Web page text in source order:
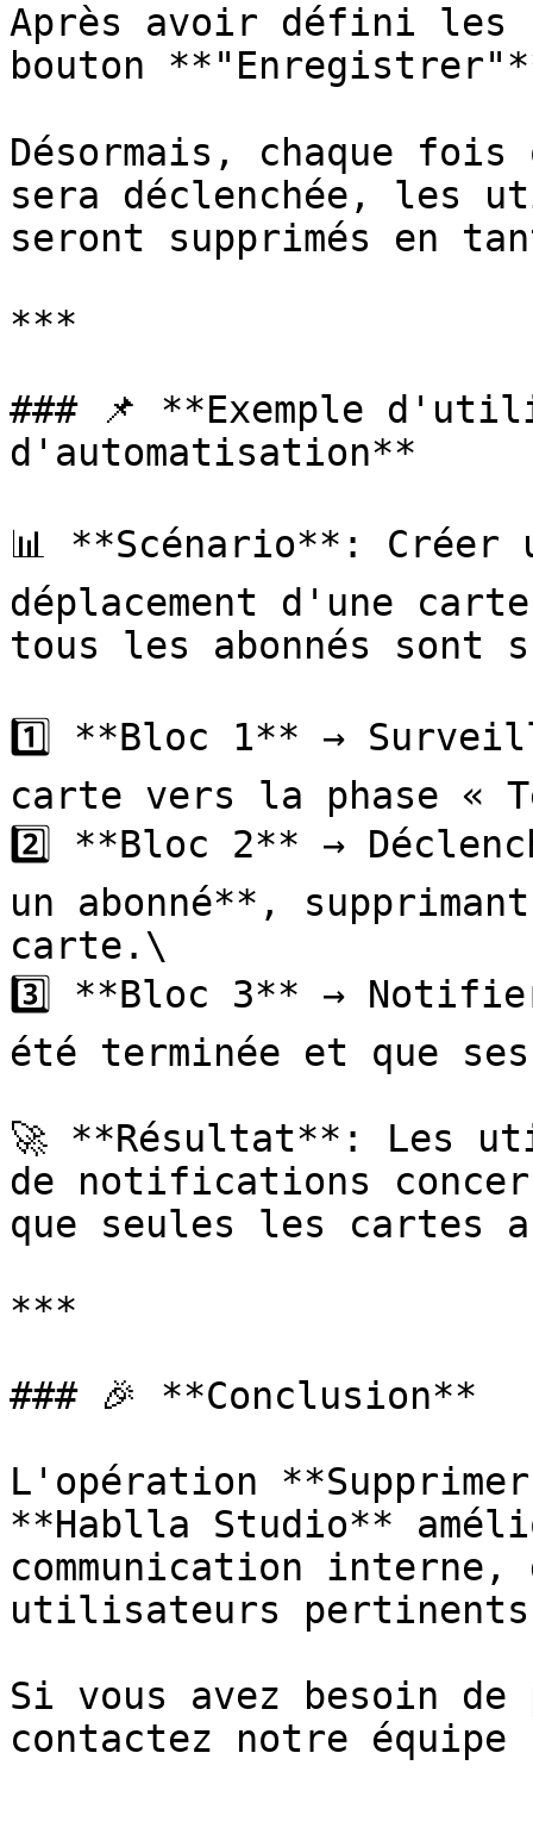
Après avoir défini les
bouton
Désormais, chaque
sera déclenchée, les
seront supprimés en
***
### 📌 **Exemple
d'automatisation**
📊 **Scénario**:
déplacement d'une
tous les abonnés sont
1️⃣ **Bloc 1** →
carte vers la phase «
2️⃣ **Bloc 2** →
un abonné**,
carte.\
3️⃣ **Bloc 3** →
été terminée et que
🚀 **Résultat**: Les
de notifications
que seules les cartes
***
### 🎉 **Conclusion**
L'opération
**Hablla Studio**
communication
utilisateurs
Si vous avez besoin
contactez notre équipe